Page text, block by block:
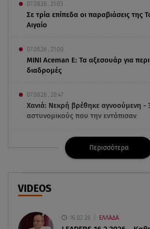
07.08.26 , 21:03
Σε τρία επίπεδα οι παραβιάσεις της
Αιγαίο
07.08.26 , 21:00
MINI Aceman E: Τα αξεσουάρ για
διαδρομές
07.08.26 , 20:47
Χανιά: Νεκρή βρέθηκε αγνοούμενη -
αστυνομικούς που την εντόπισαν
Μυστράς: Κρίσιμος για το
χρόνος θανάτου του 90χρονου
07.08.26 , 20:13
Κυψέλη: Tι βρέθηκε στο διαμέρισμα
Περισσότερα
VIDEOS
16.02.26 ΕΛΛΑΔΑ